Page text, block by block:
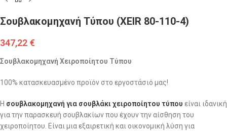
Σουβλακομηχανή Τύπου (XEIR 80-110-4)
347,22 €
Σουβλακομηχανή Χειροποίητου Τύπου
100% κατασκευασμένο προϊόν στο εργοστάσιό μας!
Η σουβλακομηχανή για σουβλάκι χειροποίητου τύπου είναι ιδανική
για την παρασκευή σουβλακίων που έχουν την αίσθηση του
χειροποίητου. Είναι μια εξαιρετική και οικονομική λύση για